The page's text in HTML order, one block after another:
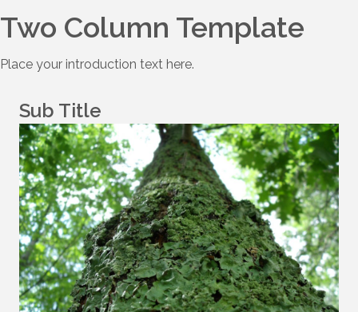
Two Column Template
Place your introduction text here.
Sub Title